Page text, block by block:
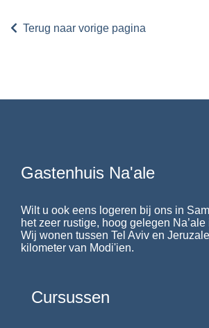
Terug naar vorige pagina
Gastenhuis Na'ale
Wilt u ook eens logeren bij ons in
het zeer rustige, hoog gelegen
Wij wonen tussen Tel Aviv en
kilometer van Modi'ien.
Cursussen